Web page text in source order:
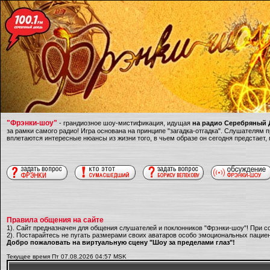
"Фрэнки-шоу" - грандиозное шоу-мистификация, идущая на радио Серебряный
за рамки самого радио! Игра основана на принципе "загадка-отгадка".
вплетаются интересные нюансы из жизни того, в чьем образе он сегодня
Правила общения на сайте
1). Сайт предназначен для общения слушателей и поклонников "Фрэнки-шоу"! При
2). Постарайтесь не пугать размерами своих аватаров особо эмоциональных
Добро пожаловать на виртуальную сцену "Шоу за пределами глаз"!
Текущее время Пт 07.08.2026 04:57 MSK